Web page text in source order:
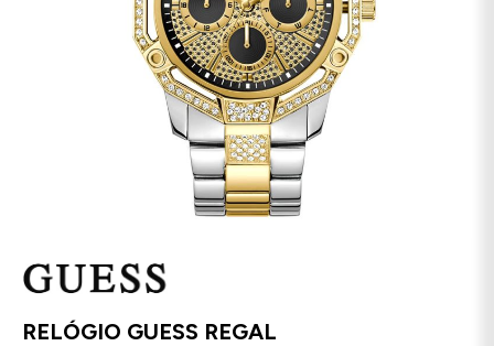
RELÓGIO GUESS REGAL